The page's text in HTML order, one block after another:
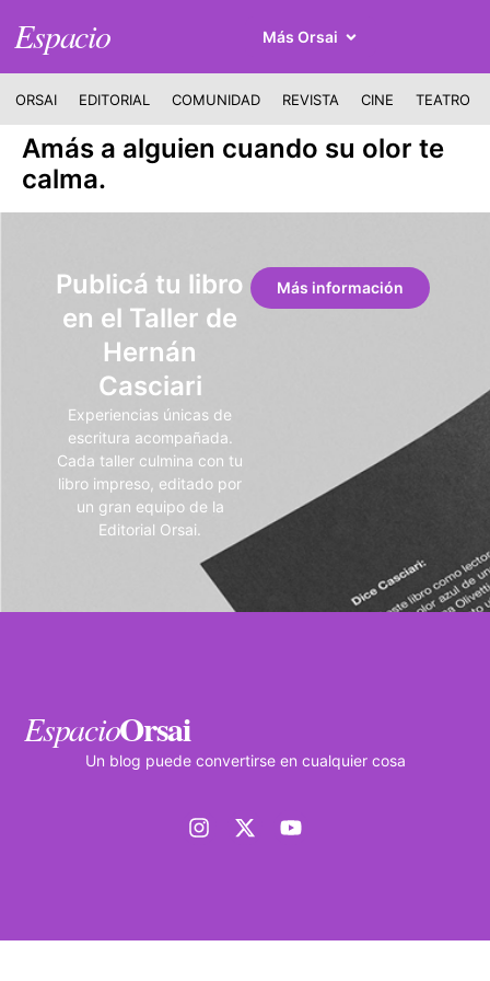
Espacio Más Orsai
ORSAI EDITORIAL COMUNIDAD REVISTA CINE TEATRO
Amás a alguien cuando su olor te
calma.
Publicá tu libro
en el Taller de
Hernán
Casciari
Experiencias únicas de
escritura acompañada.
Cada taller culmina con tu
libro impreso, editado por
un gran equipo de la
Editorial Orsai.
Más información
EspacioOrsai
Un blog puede convertirse en cualquier cosa